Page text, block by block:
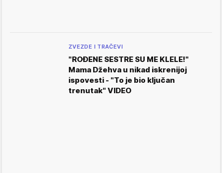
ZVEZDE I TRAČEVI
"ROĐENE SESTRE SU ME KLELE!"
Mama Džehva u nikad iskrenijoj
ispovesti - "To je bio ključan
trenutak" VIDEO